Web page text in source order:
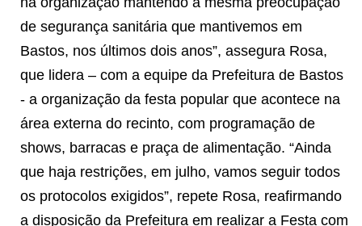
de segurança sanitária que mantivemos em
Bastos, nos últimos dois anos”, assegura Rosa,
que lidera – com a equipe da Prefeitura de Bastos
- a organização da festa popular que acontece na
área externa do recinto, com programação de
shows, barracas e praça de alimentação. “Ainda
que haja restrições, em julho, vamos seguir todos
os protocolos exigidos”, repete Rosa, reafirmando
a disposição da Prefeitura em realizar a Festa com